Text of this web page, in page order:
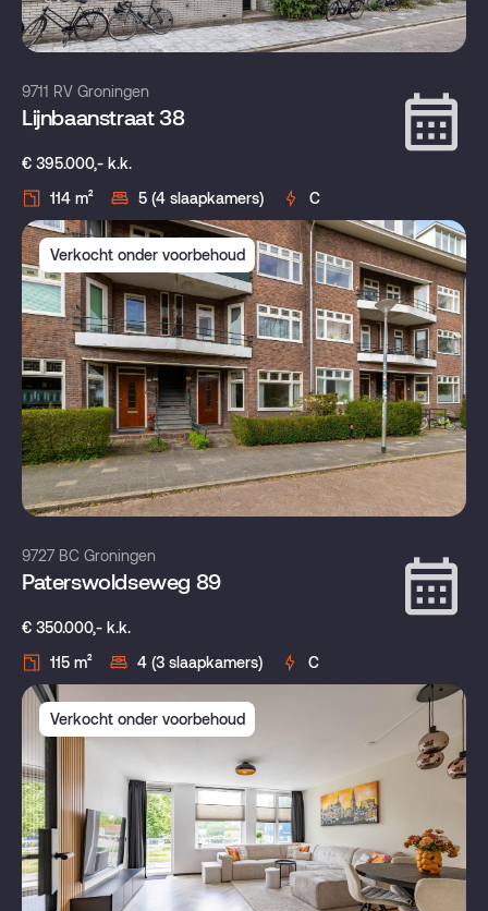
9711 RV Groningen
Lijnbaanstraat 38
€ 395.000,- k.k.
114 m²
5 (4 slaapkamers) C
Verkocht onder voorbehoud
9727 BC Groningen
Paterswoldseweg 89
€ 350.000,- k.k.
115 m²
4 (3 slaapkamers) C
Verkocht onder voorbehoud